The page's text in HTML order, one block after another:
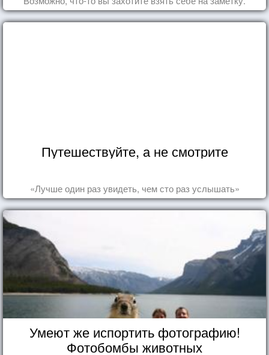
Путешествуйте, а не смотрите
«Лучше один раз увидеть, чем сто раз услышать»
Умеют же испортить фотографию!
Фотобомбы животных